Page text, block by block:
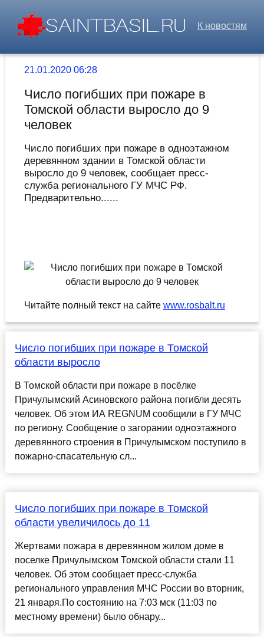
К новостям
21.01.2020 06:28
Число погибших при пожаре в
Томской области выросло до 9
человек
Число погибших при пожаре в одноэтажном
деревянном здании в Томской области
выросло до 9 человек, сообщает пресс-
служба регионального ГУ МЧС РФ.
Предварительно......
Читайте полный текст на сайте www.rosbalt.ru
Число погибших при пожаре в Томской
области выросло
В Томской области при пожаре в посёлке
Причулымский Асиновского района погибли десять
человек. Об этом ИА REGNUM сообщили в ГУ МЧС
по региону. Сообщение о загорании одноэтажного
деревянного строения в Причулымском поступило в
пожарно-спасательную сл...
Число погибших при пожаре в Томской
области увеличилось до 11
Жертвами пожара в деревянном жилом доме в
поселке Причулымском Томской области стали 11
человек. Об этом сообщает пресс-служба
регионального управления МЧС России во вторник,
21 января.По состоянию на 7:03 мск (11:03 по
местному времени) было обнару...